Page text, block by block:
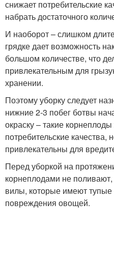
снижает потребительские
набрать достаточного
И наоборот – слишком
грядке дает возможность
большом количестве, что
привлекательным для
хранении.
Поэтому уборку следует
нижние 2-3 побег ботвы
окраску – такие
потребительские качества,
привлекательны для
Перед уборкой на
корнеплодами не
вилы, которые имеют
повреждения овощей.